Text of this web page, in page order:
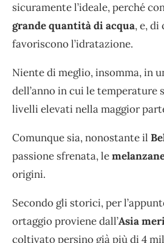
sicuramente l’ideale, perché
grande quantità di acqua, e, di
favoriscono l’idratazione.
Niente di meglio, insomma, in
dell’anno in cui le temperature
livelli elevati nella maggior
Comunque sia, nonostante il
passione sfrenata, le
origini.
Secondo gli storici, per
ortaggio proviene dall’Asia
coltivato persino già più di 4